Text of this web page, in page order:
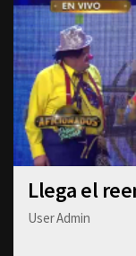
Llega el
User Admin